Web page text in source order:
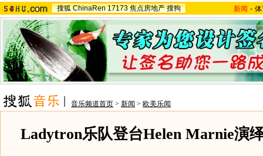
搜狐 ChinaRen 17173 焦点房地产 搜狗 新闻 -
音乐频道首页 > 新闻 > 欧美乐闻
Ladytron乐队登台Helen Marnie演